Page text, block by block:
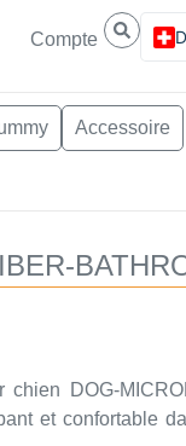
Compte
Accessoire
chien DOG-
et confortable